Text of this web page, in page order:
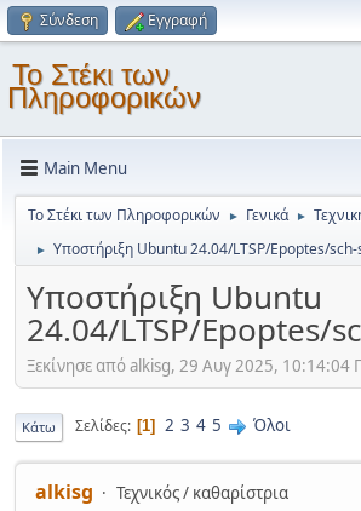
Σύνδεση Εγγραφή
Το Στέκι των
Πληροφορικών
Main Menu
Το Στέκι των Πληροφορικών ► Γενικά ►
► Υποστήριξη Ubuntu 24.04/LTSP/Epoptes/
Υποστήριξη Ubuntu
24.04/LTSP/Epoptes/
Ξεκίνησε από alkisg, 29 Αυγ 2025, 10:14:04
Κάτω Σελίδες 1 2 3 4 5 Όλοι
alkisg Τεχνικός / καθαρίστρια